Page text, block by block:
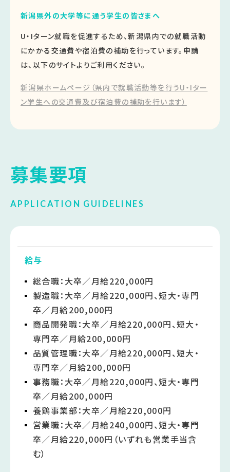
新潟県外の大学等に通う学生の皆さまへ
U・Iターン就職を促進するため、新潟県内での就職活動
にかかる交通費や宿泊費の補助を行っています。申請
は、以下のサイトよりご利用ください。
新潟県ホームページ（県内で就職活動等を行うU・Iター
ン学生への交通費及び宿泊費の補助を行います）
募集要項
APPLICATION GUIDELINES
給与
総合職：大卒／月給220,000円
製造職：大卒／月給220,000円、短大・専門
卒／月給200,000円
商品開発職：大卒／月給220,000円、短大・
専門卒／月給200,000円
品質管理職：大卒／月給220,000円、短大・
専門卒／月給200,000円
事務職：大卒／月給220,000円、短大・専門
卒／月給200,000円
養鶏事業部：大卒／月給220,000円
営業職：大卒／月給240,000円、短大・専門
卒／月給220,000円（いずれも営業手当含
む）